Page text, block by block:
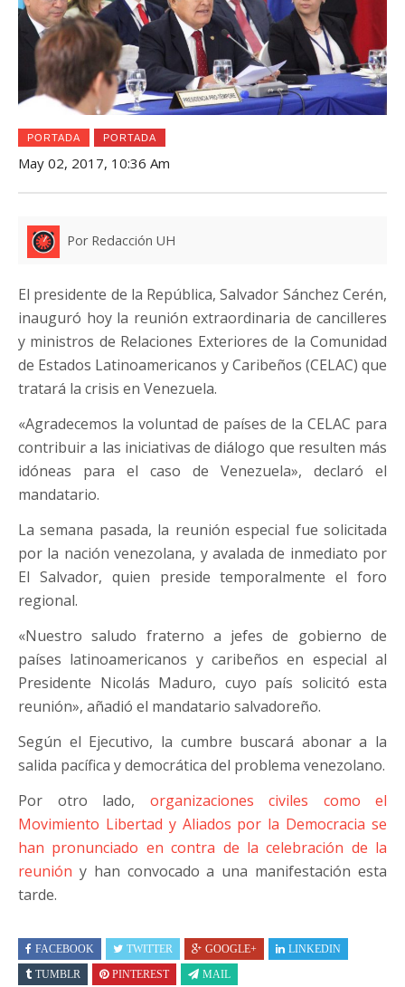
PORTADA PORTADA
May 02, 2017, 10:36 Am
Por Redacción UH
El presidente de la República, Salvador Sánchez Cerén,
inauguró hoy la reunión extraordinaria de cancilleres
y ministros de Relaciones Exteriores de la Comunidad
de Estados Latinoamericanos y Caribeños (CELAC) que
tratará la crisis en Venezuela.
«Agradecemos la voluntad de países de la CELAC para
contribuir a las iniciativas de diálogo que resulten más
idóneas para el caso de Venezuela», declaró el
mandatario.
La semana pasada, la reunión especial fue solicitada
por la nación venezolana, y avalada de inmediato por
El Salvador, quien preside temporalmente el foro
regional.
«Nuestro saludo fraterno a jefes de gobierno de
países latinoamericanos y caribeños en especial al
Presidente Nicolás Maduro, cuyo país solicitó esta
reunión», añadió el mandatario salvadoreño.
Según el Ejecutivo, la cumbre buscará abonar a la
salida pacífica y democrática del problema venezolano.
Por otro lado, organizaciones civiles como el
Movimiento Libertad y Aliados por la Democracia se
han pronunciado en contra de la celebración de la
reunión y han convocado a una manifestación esta
tarde.
FACEBOOK TWITTER GOOGLE+
LINKEDIN
TUMBLR
PINTEREST MAIL